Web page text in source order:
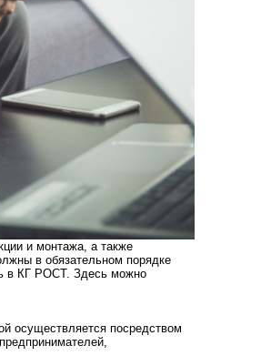
и монтажа, а также
в обязательном порядке
в КГ РОСТ. Здесь можно
осуществляется посредством